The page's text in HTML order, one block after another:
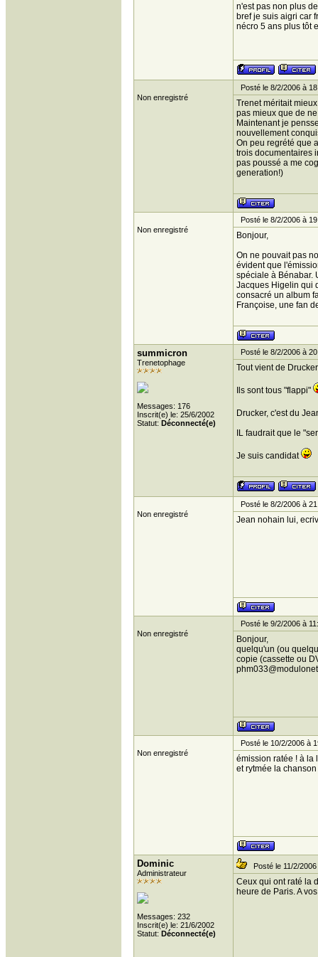
n'est pas non plus
bref je suis aigri car
nécro 5 ans plus tôt
Non enregistré
Posté le 8/2/2006 à
Trenet méritait
pas mieux que de
Maintenant je
nouvellement
On peu regrété que
trois documentaires
pas poussé a me
generation!)
Non enregistré
Posté le 8/2/2006 à
Bonjour,
On ne pouvait pas
évident que
spéciale à Bénabar.
Jacques Higelin qui
consacré un album
Françoise, une fan
summicron
Trenetophage
Messages: 176
Inscrit(e) le: 25/6/2002
Statut: Déconnecté(e)
Posté le 8/2/2006 à
Tout vient de
Ils sont tous "flappi"
Drucker, c'est du
IL faudrait que le
Je suis candidat
Non enregistré
Posté le 8/2/2006 à
Jean nohain lui,
Non enregistré
Posté le 9/2/2006 à
Bonjour,
quelqu'un (ou
copie (cassette ou
Non enregistré
Posté le 10/2/2006 à
émission ratée ! à la
et rytmée la
Dominic
Administrateur
Messages: 232
Inscrit(e) le: 21/6/2002
Statut: Déconnecté(e)
Posté le 11/2/2006
Ceux qui ont raté la
heure de Paris. A